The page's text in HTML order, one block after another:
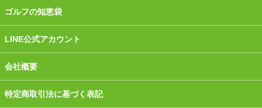
ゴルフの知恵袋
LINE公式アカウント
会社概要
特定商取引法に基づく表記